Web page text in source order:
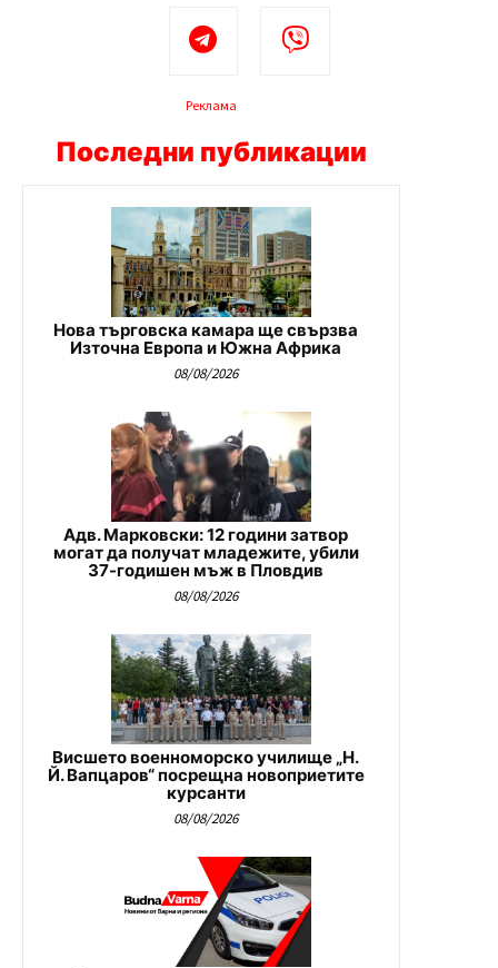
Реклама
Последни публикации
Нова търговска камара ще свързва
Източна Европа и Южна Африка
08/08/2026
Адв. Марковски: 12 години затвор
могат да получат младежите, убили
37-годишен мъж в Пловдив
08/08/2026
Висшето военноморско училище „Н.
Й. Вапцаров“ посрещна новоприетите
курсанти
08/08/2026